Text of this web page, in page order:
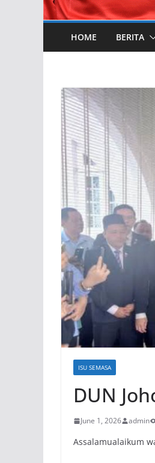
HOME BERITA
ISU SEMASA
DUN
June 1, 2026 admin
Assalamualaikum